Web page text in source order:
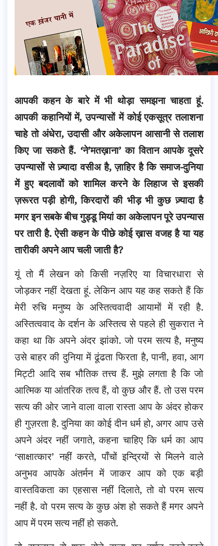
आपकी कहन के बारे में भी थोड़ा समझना चाहता हूं.
आपकी कहानियों में, उपन्यासों में कोई एकसूत्र तलाशना
चाहे तो अंधेरा, उदासी और अकेलापन आसानी से तलाश
किए जा सकते हैं. ‘ने’मतख़ाना’ का वितान आपके दूसरे
उपन्यासों से ज़्यादा वसीअ है, ज़ाहिर है कि समाज-दुनिया
में हुए बदलावों को शामिल करने के लिहाज से इसकी
ज़रूरत पड़ी होगी, किरदारों की भीड़ भी कुछ ज़्यादा है
मगर इन सबके बीच गुड्डू मियां का अकेलापन पूरे उपन्यास
पर तारी है. ऐसी कहन के पीछे कोई ख़ास वजह है या यह
तारीकी अपने आप चली जाती है?
यूं तो मैं लेखन को किसी नज़रिए या विचारधारा से
जोड़कर नहीं देखता हूं. लेकिन आप यह कह सकते हैं कि
मेरी रुचि मनुष्य के अस्तित्ववादी आयामों में रही है.
अस्तित्ववाद के दर्शन के अस्तित्व से पहले ही सुकरात ने
कहा था कि अपने अंदर झांको. जो परम सत्य है, मनुष्य
उसे बाहर की दुनिया में ढूंढता फिरता है, पानी, हवा, आग
मिट्टी आदि सब भौतिक तत्त्व हैं. मुझे लगता है कि जो
आत्मिक या आंतरिक तत्व हैं, वो कुछ और हैं. तो उस परम
सत्य की ओर जाने वाला वाला रास्ता आप के अंदर होकर
ही गुज़रता है. दुनिया का कोई दीन धर्म हो, अगर आप उसे
अपने अंदर नहीं जगाते, कहना चाहिए कि धर्म का आप
‘साक्षात्कार’ नहीं करते, पाँचों इन्द्रियों से मिलने वाले
अनुभव आपके अंतर्मन में जाकर आप को एक बड़ी
वास्तविकता का एहसास नहीं दिलाते, तो वो परम सत्य
नहीं है. वो परम सत्य के कुछ अंश हो सकते हैं मगर अपने
आप में परम सत्य नहीं हो सकते.